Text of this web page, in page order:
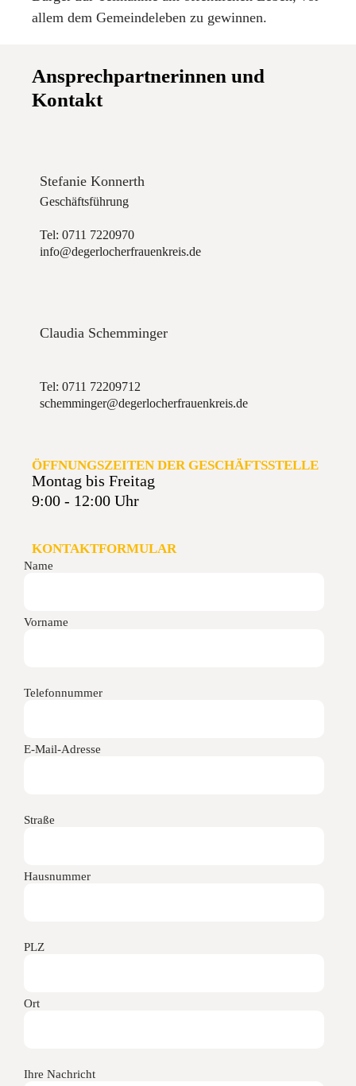
allem dem Gemeindeleben zu gewinnen.
Ansprechpartnerinnen und
Kontakt
Stefanie Konnerth
Geschäftsführung
Tel: 0711 7220970
info@degerlocherfrauenkreis.de
Claudia Schemminger
Tel: 0711 72209712
schemminger@degerlocherfrauenkreis.de
ÖFFNUNGSZEITEN DER GESCHÄFTSSTELLE
Montag bis Freitag
9:00 - 12:00 Uhr
KONTAKTFORMULAR
Name
Vorname
Telefonnummer
E-Mail-Adresse
Straße
Hausnummer
PLZ
Ort
Ihre Nachricht